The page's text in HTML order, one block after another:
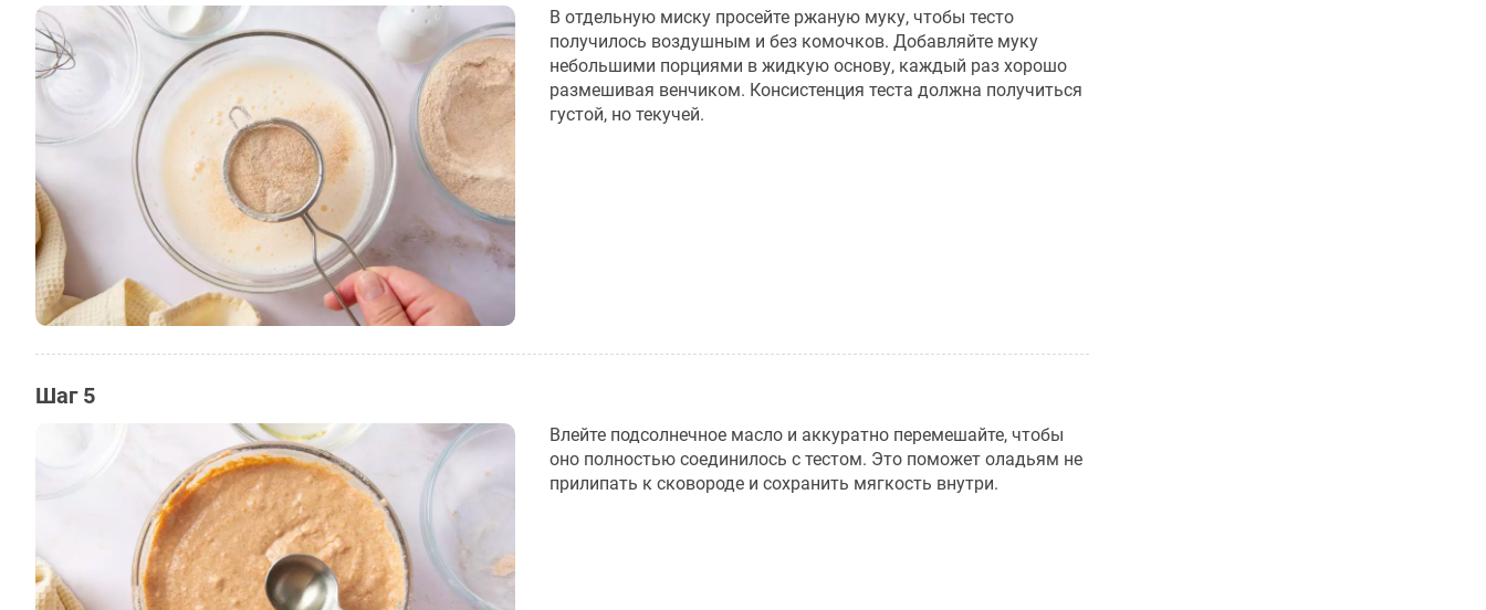
В отдельную миску просейте ржаную муку, чтобы тесто
получилось воздушным и без комочков. Добавляйте муку
небольшими порциями в жидкую основу, каждый раз хорошо
размешивая венчиком. Консистенция теста должна получиться
густой, но текучей.
Шаг 5
Влейте подсолнечное масло и аккуратно перемешайте, чтобы
оно полностью соединилось с тестом. Это поможет оладьям не
прилипать к сковороде и сохранить мягкость внутри.